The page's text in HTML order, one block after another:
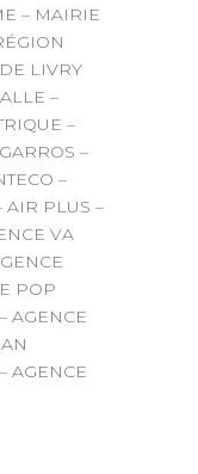
– MAIRIE
LIVRY
–
–
–
–
AIR PLUS –
VA
POP
AGENCE
AGENCE